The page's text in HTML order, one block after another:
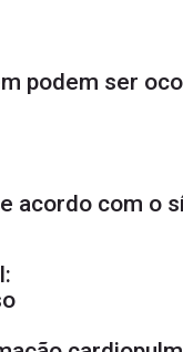
podem ser
acordo com o